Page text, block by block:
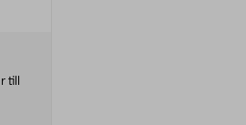
till